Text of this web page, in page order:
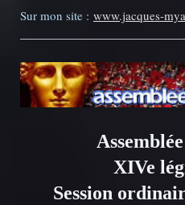
Sur mon site : www.jacques-
XIVe
Session